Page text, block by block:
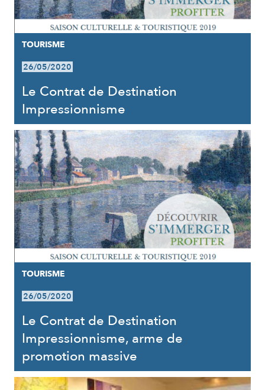
TOURISME
26/05/2020
Le Contrat de Destination
Impressionnisme
TOURISME
26/05/2020
Le Contrat de Destination
Impressionnisme, arme de
promotion massive